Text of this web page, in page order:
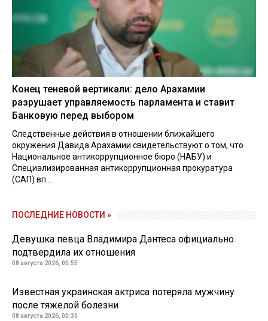
Конец теневой вертикали: дело Арахамии
разрушает управляемость парламента и ставит
Банковую перед выбором
Следственные действия в отношении ближайшего
окружения Давида Арахамии свидетельствуют о том, что
Национальное антикоррупционное бюро (НАБУ) и
Специализированная антикоррупционная прокуратура
(САП) вп...
ПОСЛЕДНИЕ НОВОСТИ »
Девушка певца Владимира Дантеса официально
подтвердила их отношения
08 августа 2026, 00:55
Известная украинская актриса потеряла мужчину
после тяжелой болезни
08 августа 2026, 00:30